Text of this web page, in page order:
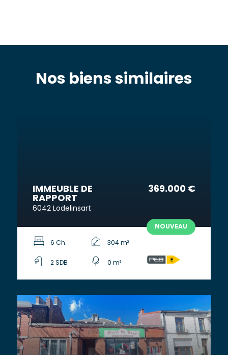
Nos biens similaires
IMMEUBLE DE
RAPPORT
369.000 €
6042 Lodelinsart
NOUVEAU
6 Ch. 304 m²
2 SDB 0 m²